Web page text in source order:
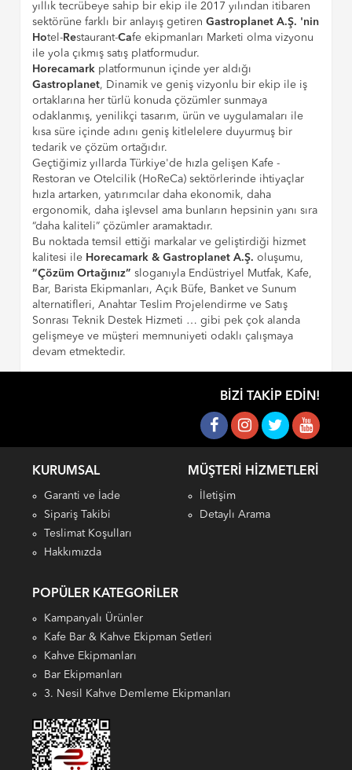
yıllık tecrübeye sahip bir ekip ile 2017 yılından itibaren
sektörüne farklı bir anlayış getirenGastroplanet A.Ş. 'nin
Hotel-Restaurant-Cafe ekipmanları Marketi olma vizyonu
ile yola çıkmış satış platformudur.
Horecamark platformunun içinde yer aldığı
Gastroplanet, Dinamik ve geniş vizyonlu bir ekip ile iş
ortaklarına her türlü konuda çözümler sunmaya
odaklanmış, yenilikçi tasarım, ürün ve uygulamaları ile
kısa süre içinde adını geniş kitlelelere duyurmuş bir
tedarik ve çözüm ortağıdır.
Geçtiğimiz yıllarda Türkiye'de hızla gelişen Kafe -
Restoran ve Otelcilik (HoReCa) sektörlerinde ihtiyaçlar
hızla artarken, yatırımcılar daha ekonomik, daha
ergonomik, daha işlevsel ama bunların hepsinin yanı sıra
“daha kaliteli” çözümler aramaktadır.
Bu noktada temsil ettiği markalar ve geliştirdiği hizmet
kalitesi ile Horecamark & Gastroplanet A.Ş. oluşumu,
“Çözüm Ortağınız” sloganıyla Endüstriyel Mutfak, Kafe,
Bar, Barista Ekipmanları, Açık Büfe, Banket ve Sunum
alternatifleri, Anahtar Teslim Projelendirme ve Satış
Sonrası Teknik Destek Hizmeti … gibi pek çok alanda
gelişmeye ve müşteri memnuniyeti odaklı çalışmaya
devam etmektedir.
BIZI TAKIP EDIN!
KURUMSAL
Garanti ve İade
Sipariş Takibi
Teslimat Koşulları
Hakkımızda
MÜŞTERI HIZMETLERI
İletişim
Detaylı Arama
POPÜLER KATEGORILER
Kampanyalı Ürünler
Kafe Bar & Kahve Ekipman Setleri
Kahve Ekipmanları
Bar Ekipmanları
3. Nesil Kahve Demleme Ekipmanları